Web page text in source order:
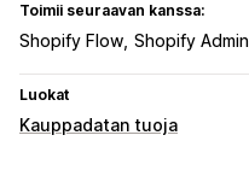
Toimii seuraavan kanssa:
Shopify Flow Shopify Admin
Luokat
Kauppadatan tuoja